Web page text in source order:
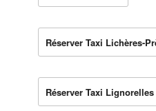
Réserver Taxi Lichères-
Réserver Taxi Lignorelles